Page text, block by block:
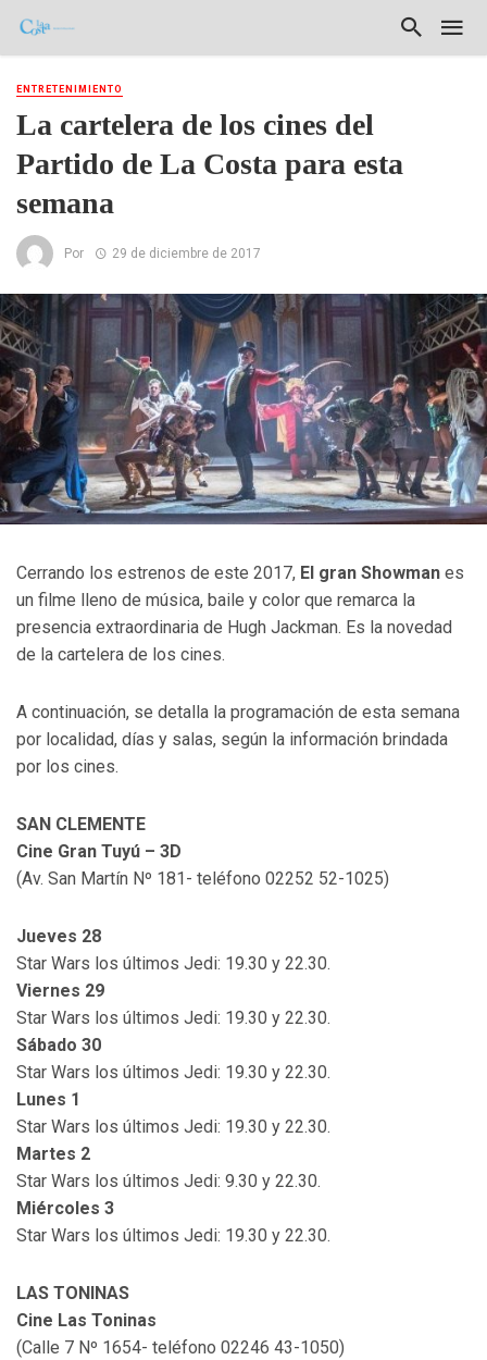
ENTRETENIMIENTO
La cartelera de los cines del
Partido de La Costa para esta
semana
Por 29 de diciembre de 2017
Cerrando los estrenos de este 2017, El gran Showman es
un filme lleno de música, baile y color que remarca la
presencia extraordinaria de Hugh Jackman. Es la novedad
de la cartelera de los cines.
A continuación, se detalla la programación de esta semana
por localidad, días y salas, según la información brindada
por los cines.
SAN CLEMENTE
Cine Gran Tuyú – 3D
(Av. San Martín Nº 181- teléfono 02252 52-1025)
Jueves 28
Star Wars los últimos Jedi: 19.30 y 22.30.
Viernes 29
Star Wars los últimos Jedi: 19.30 y 22.30.
Sábado 30
Star Wars los últimos Jedi: 19.30 y 22.30.
Lunes 1
Star Wars los últimos Jedi: 19.30 y 22.30.
Martes 2
Star Wars los últimos Jedi: 9.30 y 22.30.
Miércoles 3
Star Wars los últimos Jedi: 19.30 y 22.30.
LAS TONINAS
Cine Las Toninas
(Calle 7 Nº 1654- teléfono 02246 43-1050)